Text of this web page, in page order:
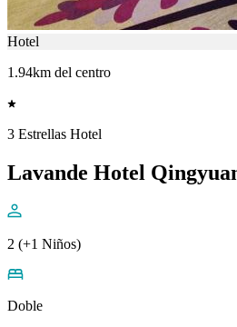
Hotel
1.94km del centro
3 Estrellas Hotel
Lavande Hotel
2 (+1 Niños)
Doble